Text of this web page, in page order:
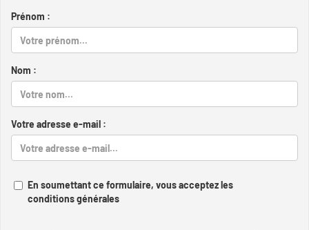
Prénom :
Nom :
Votre adresse e-mail :
En soumettant ce formulaire, vous acceptez les
conditions générales